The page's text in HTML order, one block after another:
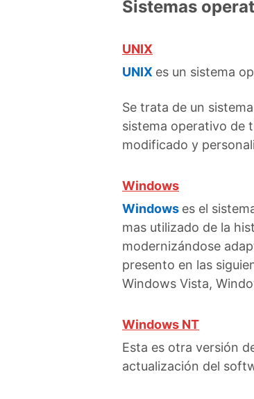
Sistemas
UNIX
UNIX es un sistema
Se trata de un
sistema operativo de
modificado y
Windows
Windows es el
mas utilizado de la
modernizándose
presento en las
Windows Vista,
Windows NT
Esta es otra versión
actualización del